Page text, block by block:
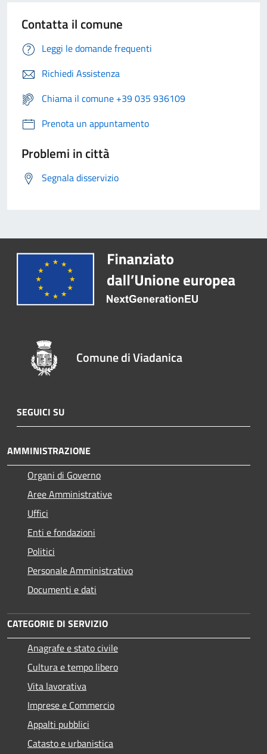
Contatta il comune
Leggi le domande frequenti
Richiedi Assistenza
Chiama il comune +39 035 936109
Prenota un appuntamento
Problemi in città
Segnala disservizio
Comune di Viadanica
SEGUICI SU
AMMINISTRAZIONE
Organi di Governo
Aree Amministrative
Uffici
Enti e fondazioni
Politici
Personale Amministrativo
Documenti e dati
CATEGORIE DI SERVIZIO
Anagrafe e stato civile
Cultura e tempo libero
Vita lavorativa
Imprese e Commercio
Appalti pubblici
Catasto e urbanistica